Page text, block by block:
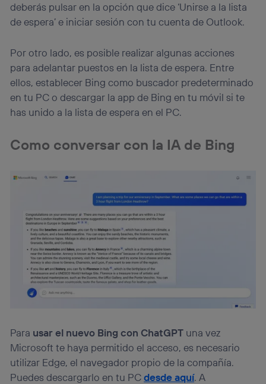
deberás pulsar en la opción que dice ‘Unirse a la lista
de espera’ e iniciar sesión con tu cuenta de Outlook.
Por otro lado, es posible realizar algunas acciones
para adelantar puestos en la lista de espera. Entre
ellos, establecer Bing como buscador predeterminado
en tu PC o descargar la app de Bing en tu móvil si te
has unido a la lista de espera en el PC.
Como conversar con la IA de Bing
Para usar el nuevo Bing con ChatGPT una vez
Microsoft te haya permitido el acceso, es necesario
utilizar Edge, el navegador propio de la compañía.
Puedes descargarlo en tu PCdesde aquí. A